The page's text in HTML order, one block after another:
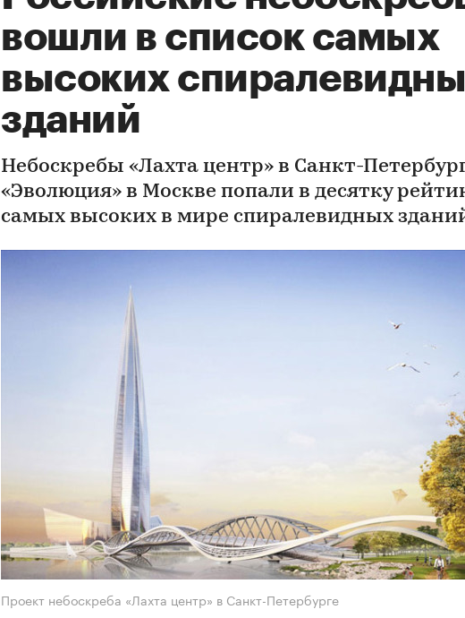
вошли в список самых
высоких
зданий
Небоскребы «Лахта центр» в Санкт-
«Эволюция» в Москве попали в десятку
самых высоких в мире спиралевидных
Проект небоскреба «Лахта центр» в Санкт-Петербурге